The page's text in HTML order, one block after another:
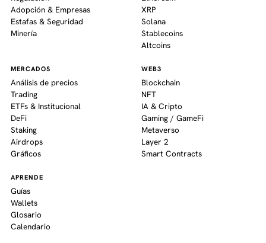
Adopción & Empresas
Estafas & Seguridad
Minería
XRP
Solana
Stablecoins
Altcoins
MERCADOS
Análisis de precios
Trading
ETFs & Institucional
DeFi
Staking
Airdrops
Gráficos
WEB3
Blockchain
NFT
IA & Cripto
Gaming / GameFi
Metaverso
Layer 2
Smart Contracts
APRENDE
Guías
Wallets
Glosario
Calendario